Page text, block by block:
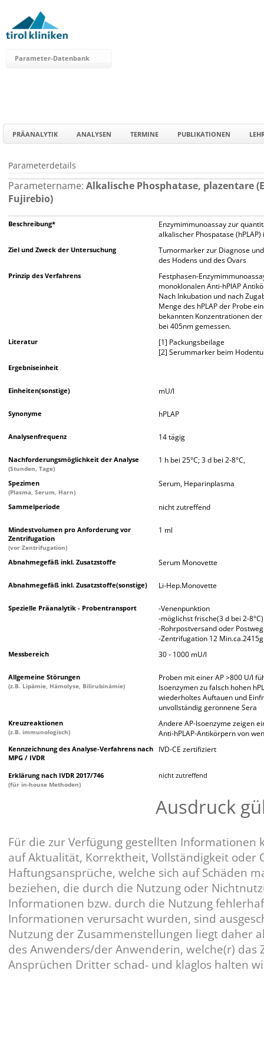
Parameter-Datenbank
PRÄANALYTIK ANALYSEN TERMINE PUBLIKATIONEN
Parameterdetails
Parametername: Alkalische Phosphatase, plazentare
Fujirebio)
Beschreibung*
Enzymimmunoassay zur
alkalischer Phospatase (hPLAP)
Ziel und Zweck der Untersuchung
Tumormarker zur Diagnose
des Hodens und des Ovars
Prinzip des Verfahrens
Festphasen-
monoklonalen Anti-hPlAP
Nach Inkubation und nach
Menge des hPLAP der Probe
bekannten Konzentrationen
bei 405nm gemessen.
Literatur
[1] Packungsbeilage
[2] Serummarker beim
Ergebniseinheit
Einheiten(sonstige) mU/l
Synonyme hPLAP
Analysenfrequenz 14 tägig
Nachforderungsmöglichkeit der Analyse
(Stunden, Tage)
1 h bei 25°C; 3 d bei 2-8°C,
Spezimen
(Plasma, Serum, Harn)
Serum, Heparinplasma
Sammelperiode nicht zutreffend
Mindestvolumen pro Anforderung vor
Zentrifugation
(vor Zentrifugation)
1 ml
Abnahmegefäß inkl. Zusatzstoffe Serum Monovette
Abnahmegefäß inkl. Zusatzstoffe(sonstige) Li-Hep.Monovette
Spezielle Präanalytik - Probentransport
-Venenpunktion
-möglichst frische(3 d bei 2-
-Rohrpostversand oder Postweg
-Zentrifugation 12
Messbereich 30 - 1000 mU/l
Allgemeine Störungen
(z.B. Lipämie, Hämolyse, Bilirubinämie)
Proben mit einer AP >800 U/l
Isoenzymen zu falsch hohen
wiederholtes Auftauen und
unvollständig geronnene Sera
Kreuzreaktionen
(z.B. immunologisch)
Andere AP-Isoenzyme zeigen
Anti-hPLAP-Antikörpern von
Kennzeichnung des Analyse-Verfahrens nach
MPG / IVDR
IVD-CE zertifiziert
Erklärung nach IVDR 2017/746
(für in-house Methoden)
nicht zutreffend
Ausdruck
Für die zur Verfügung gestellten
auf Aktualität, Korrektheit, Vollständigkeit
Haftungsansprüche, welche sich auf Schäden
beziehen, die durch die Nutzung oder
Informationen bzw. durch die Nutzung
Informationen verursacht wurden, sind
Nutzung der Zusammenstellungen liegt daher
des Anwenders/der Anwenderin, welche(r) das
Ansprüchen Dritter schad- und klaglos halten